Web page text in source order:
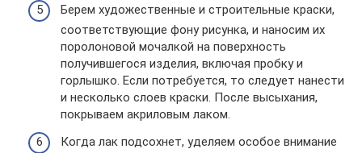
Берем художественные и строительные краски,
соответствующие фону рисунка, и наносим их
поролоновой мочалкой на поверхность
получившегося изделия, включая пробку и
горлышко. Если потребуется, то следует нанести
и несколько слоев краски. После высыхания,
покрываем акриловым лаком.
Когда лак подсохнет, уделяем особое внимание